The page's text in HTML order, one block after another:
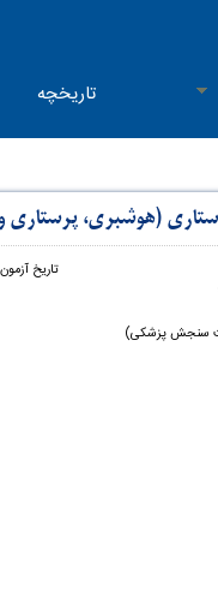
تاریخچه
(هوشبری، پرستاری
تاریخ